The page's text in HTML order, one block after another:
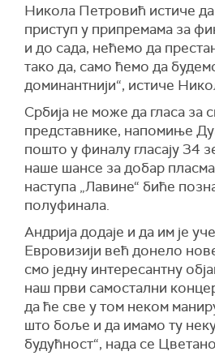
Никола Петровић истиче
приступ у припремама за
и до сада, нећемо да
тако да, само ћемо да
доминантнији“, истиче
Србија не може да гласа за
представнике, напомиње
пошто у финалу гласају 34
наше шансе за добар
наступа „Лавине“ биће
полуфинала.
Андрија додаје и да им је
Евровизији већ донело
смо једну интересантну
наш први самостални
да ће све у том неком
што боље и да имамо ту
будућност“, нада се